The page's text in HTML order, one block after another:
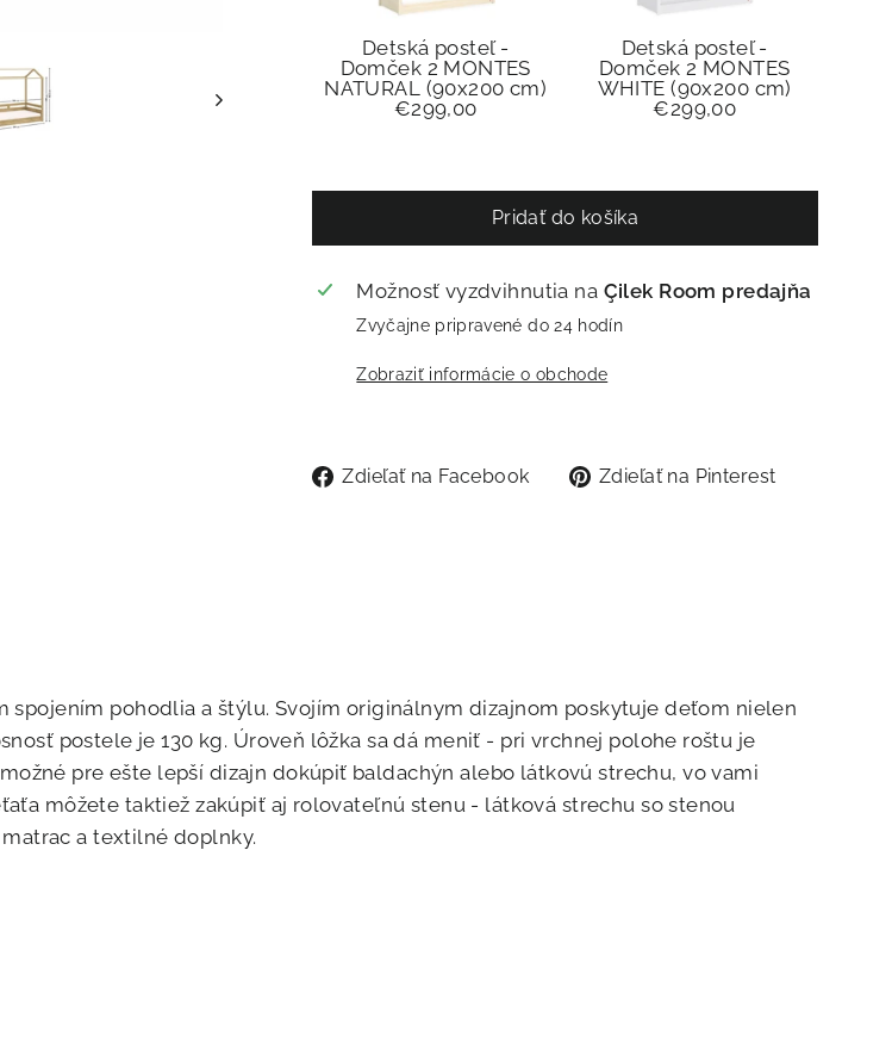
Detská posteľ -
Domček 2 MONTES
NATURAL (90x200 cm)
€299,00
Detská posteľ -
Domček 2 MONTES
WHITE (90x200 cm)
€299,00
Pridať do košíka
Možnosť vyzdvihnutia na Çilek Room predajňa
Zvyčajne pripravené do 24 hodín
Zobraziť informácie o obchode
Zdieľať na Facebook
ZdieľaťZdieľať na Pinterest
spojením pohodlia a štýlu. Svojím originálnym dizajnom poskytuje deťom nielen
postele je 130 kg. Úroveň lôžka sa dá meniť - pri vrchnej polohe roštu je
pre ešte lepší dizajn dokúpiť baldachýn alebo látkovú strechu, vo vami
môžete taktiež zakúpiť aj rolovateľnú stenu - látková strechu so stenou
a textilné doplnky.